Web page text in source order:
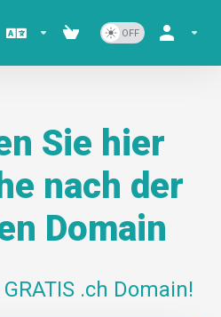
Sie hier
nach der
Domain
.ch Domain!